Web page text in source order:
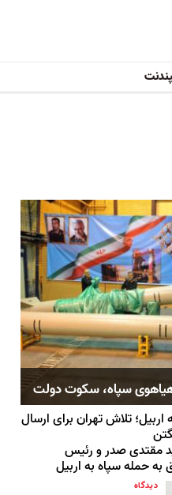
هیاهوی سپاه، سکوت دولت
تلاش تهران برای ارسال
مقتدی صدر و رئیس‌
حمله سپاه به اربیل
دیدگاه